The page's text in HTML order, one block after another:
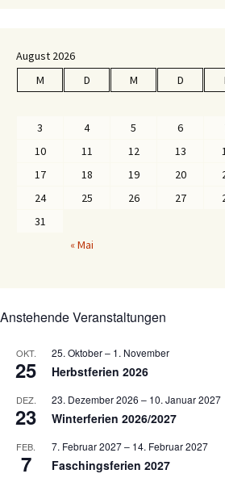
August 2026
M
D M D
3
4 5 6
10
11 12 13
17
18 19 20
24
25 26 27
31
« Mai
Anstehende Veranstaltungen
OKT.
25
25. Oktober– 1. November
Herbstferien 2026
DEZ.
23
23. Dezember 2026 – 10. Januar 2027
Winterferien 2026/2027
FEB.
7
7. Februar 2027– 14. Februar 2027
Faschingsferien 2027